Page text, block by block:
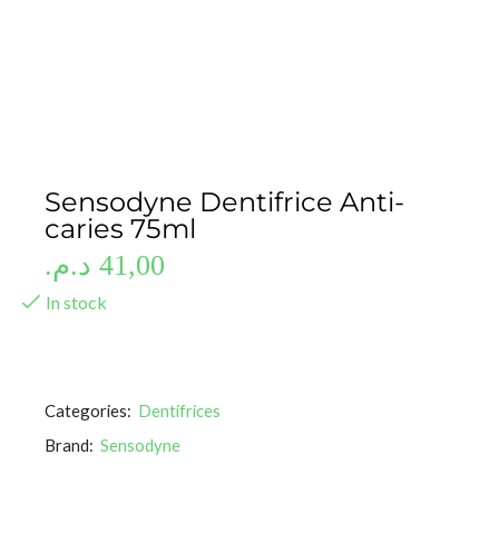
Sensodyne Dentifrice Anti-
caries 75ml
41,00 د.م.
In stock
Categories: Dentifrices
Brand: Sensodyne